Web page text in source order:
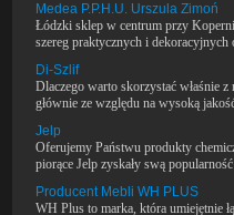
Medea P.P.H.U. Urszula Zimoń
Łódzki sklep w centrum przy
szereg praktycznych i dekoracyjnych
Di-Szlif
Dlaczego warto skorzystać właśnie
głównie ze względu na wysoką
Jelp
Oferujemy Państwu produkty
piorące Jelp zyskały swą
Producent Mebli WH PLUS
WH Plus to marka, która umiejętnie